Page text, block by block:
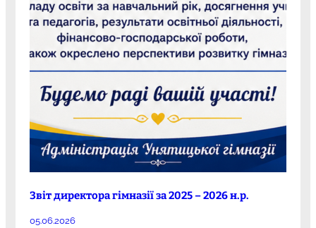
Звіт директора гімназії за 2025 – 2026 н.р.
05.06.2026